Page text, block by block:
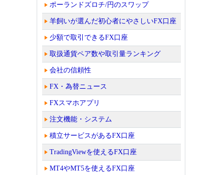
ポーランドズロチ/円のスワップ
羊飼いが選んだ初心者にやさしいFX口座
少額で取引できるFX口座
取扱通貨ペア数や取引量ランキング
会社の信頼性
FX・為替ニュース
FXスマホアプリ
注文機能・システム
積立サービスがあるFX口座
TradingViewを使えるFX口座
MT4やMT5を使えるFX口座